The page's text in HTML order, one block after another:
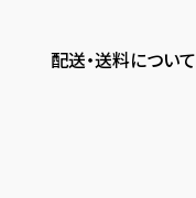
配送・送料について